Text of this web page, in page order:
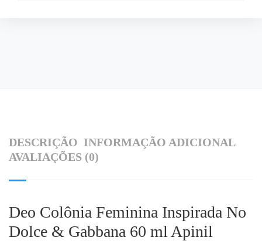
DESCRIÇÃO INFORMAÇÃO ADICIONAL
AVALIAÇÕES (0)
Deo Colônia Feminina Inspirada No
Dolce & Gabbana 60 ml Apinil